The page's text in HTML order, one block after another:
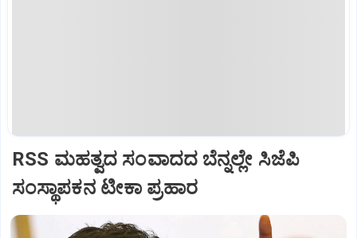
RSS ಮಹತ್ವದ ಸಂವಾದದ ಬೆನ್ನಲ್ಲೇ ಸಿಜೆಪಿ
ಸಂಸ್ಥಾಪಕನ ಟೀಕಾ ಪ್ರಹಾರ